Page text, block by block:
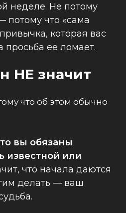
неделе. Не потому
потому что «сама
которая вас
просьба её ломает.
НЕ значит
что об этом обычно
вы обязаны
известной или
что начала даются
делать — ваш